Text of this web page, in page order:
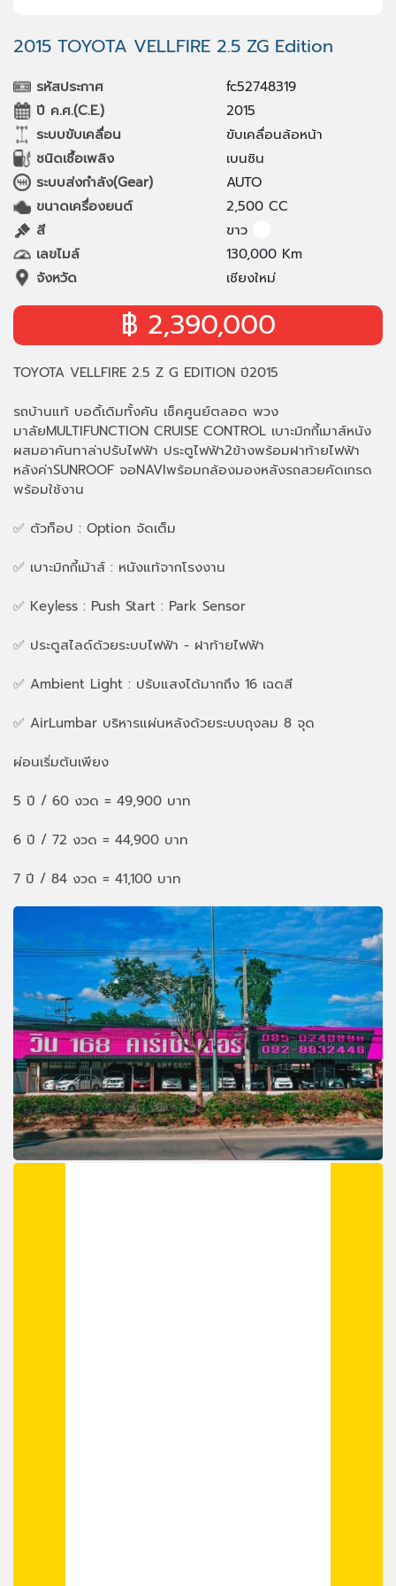
2015 TOYOTA VELLFIRE 2.5 ZG Edition
รหัสประกาศ
fc52748319
ปี ค.ศ.(C.E.)
2015
ระบบขับเคลื่อน
ขับเคลื่อนล้อหน้า
ชนิดเชื้อเพลิง
เบนซิน
ระบบส่งกำลัง(Gear)
AUTO
ขนาดเครื่องยนต์
2,500 CC
สี
ขาว
เลขไมล์
130,000 Km
จังหวัด
เชียงใหม่
฿ 2,390,000
TOYOTA VELLFIRE 2.5 Z G EDITION ปี2015
รถบ้านแท้ บอดิ้เดิมทั้งคัน เช็คศูนย์ตลอด พวง
มาลัยMULTIFUNCTION CRUISE CONTROL เบาะมิกกี้เมาส์หนัง
ผสมอาคันทาล่าปรับไฟฟ้า ประตูไฟฟ้า2ข้างพร้อมฝาท้ายไฟฟ้า
หลังค่าSUNROOF จอNAVIพร้อมกล้องมองหลังรถสวยคัดเกรด
พร้อมใช้งาน
✅ ตัวท็อป : Option จัดเต็ม
✅ เบาะมิกกี้เม้าส์ : หนังแท้จากโรงงาน
✅ Keyless : Push Start : Park Sensor
✅ ประตูสไลด์ด้วยระบบไฟฟ้า - ฝาท้ายไฟฟ้า
✅ Ambient Light : ปรับแสงได้มากถึง 16 เฉดสี
✅ AirLumbar บริหารแผ่นหลังด้วยระบบถุงลม 8 จุด
ผ่อนเริ่มต้นเพียง
5 ปี / 60 งวด = 49,900 บาท
6 ปี / 72 งวด = 44,900 บาท
7 ปี / 84 งวด = 41,100 บาท